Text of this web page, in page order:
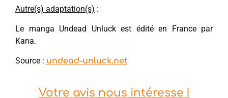
Autre(s) adaptation(s) :
Le manga Undead Unluck est édité en France par
Kana.
Source : undead-unluck.net
Votre avis nous intéresse !